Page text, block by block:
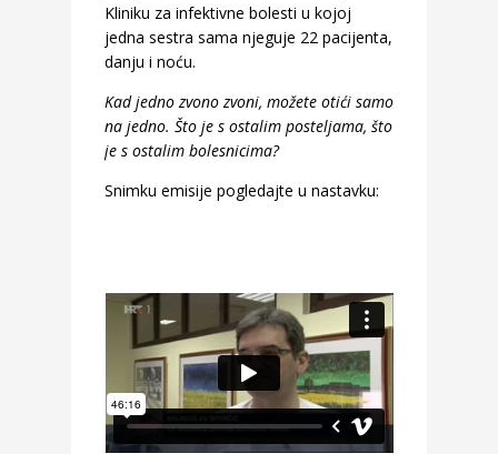
Kliniku za infektivne bolesti u kojoj
jedna sestra sama njeguje 22 pacijenta,
danju i noću.
Kad jedno zvono zvoni, možete otići samo
na jedno. Što je s ostalim posteljama, što
je s ostalim bolesnicima?
Snimku emisije pogledajte u nastavku: